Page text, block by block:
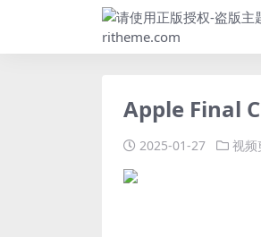
Apple Final
2025-01-27 视频